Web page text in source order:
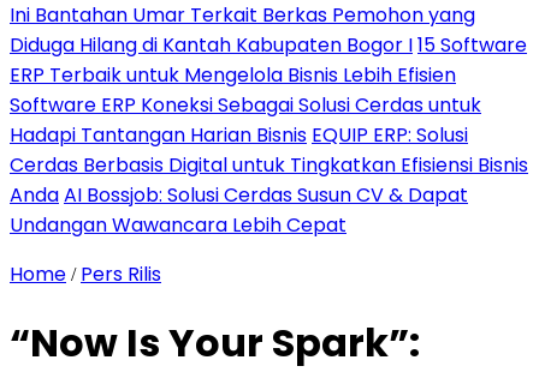
Ini Bantahan Umar Terkait Berkas Pemohon yang
Diduga Hilang di Kantah Kabupaten Bogor I15 Software
ERP Terbaik untuk Mengelola Bisnis Lebih Efisien
Software ERP Koneksi Sebagai Solusi Cerdas untuk
Hadapi Tantangan Harian Bisnis EQUIP ERP: Solusi
Cerdas Berbasis Digital untuk Tingkatkan Efisiensi Bisnis
AndaAI Bossjob: Solusi Cerdas Susun CV & Dapat
Undangan Wawancara Lebih Cepat
Home / Pers Rilis
“Now Is Your Spark”: